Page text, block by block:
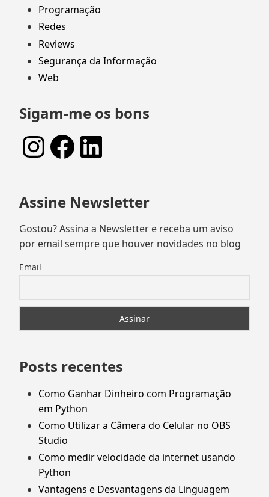
Programação
Redes
Reviews
Segurança da Informação
Web
Sigam-me os bons
InstagramFacebookLinkedIn
Assine Newsletter
Gostou? Assina a Newsletter e receba um aviso
por email sempre que houver novidades no blog
Email
Posts recentes
Como Ganhar Dinheiro com Programação
em Python
Como Utilizar a Câmera do Celular no OBS
Studio
Como medir velocidade da internet usando
Python
Vantagens e Desvantagens da Linguagem